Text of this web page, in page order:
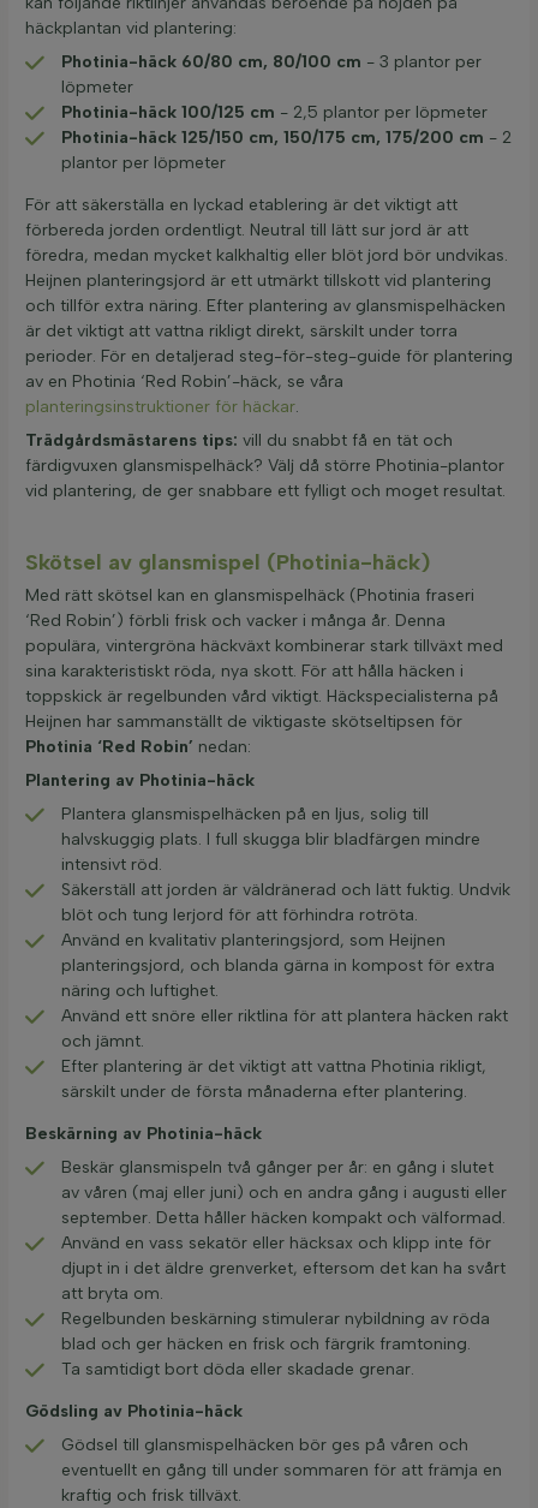
häckplantan vid plantering:
Photinia-häck 60/80 cm, 80/100 cm - 3 plantor per
löpmeter
Photinia-häck 100/125 cm - 2,5 plantor per löpmeter
Photinia-häck 125/150 cm, 150/175 cm, 175/200 cm - 2
plantor per löpmeter
För att säkerställa en lyckad etablering är det viktigt att
förbereda jorden ordentligt. Neutral till lätt sur jord är att
föredra, medan mycket kalkhaltig eller blöt jord bör undvikas.
Heijnen planteringsjord är ett utmärkt tillskott vid plantering
och tillför extra näring. Efter plantering av glansmispelhäcken
är det viktigt att vattna rikligt direkt, särskilt under torra
perioder. För en detaljerad steg-för-steg-guide för plantering
av en Photinia ‘Red Robin’-häck, se våra
planteringsinstruktioner för häckar.
Trädgårdsmästarens tips: vill du snabbt få en tät och
färdigvuxen glansmispelhäck? Välj då större Photinia-plantor
vid plantering, de ger snabbare ett fylligt och moget resultat.
Skötsel av glansmispel (Photinia-häck)
Med rätt skötsel kan en glansmispelhäck (Photinia fraseri
‘Red Robin’) förbli frisk och vacker i många år. Denna
populära, vintergröna häckväxt kombinerar stark tillväxt med
sina karakteristiskt röda, nya skott. För att hålla häcken i
toppskick är regelbunden vård viktigt. Häckspecialisterna på
Heijnen har sammanställt de viktigaste skötseltipsen för
Photinia ‘Red Robin’ nedan:
Plantering av Photinia-häck
Plantera glansmispelhäcken på en ljus, solig till
halvskuggig plats. I full skugga blir bladfärgen mindre
intensivt röd.
Säkerställ att jorden är väldränerad och lätt fuktig. Undvik
blöt och tung lerjord för att förhindra rotröta.
Använd en kvalitativ planteringsjord, som Heijnen
planteringsjord, och blanda gärna in kompost för extra
näring och luftighet.
Använd ett snöre eller riktlina för att plantera häcken rakt
och jämnt.
Efter plantering är det viktigt att vattna Photinia rikligt,
särskilt under de första månaderna efter plantering.
Beskärning av Photinia-häck
Beskär glansmispeln två gånger per år: en gång i slutet
av våren (maj eller juni) och en andra gång i augusti eller
september. Detta håller häcken kompakt och välformad.
Använd en vass sekatör eller häcksax och klipp inte för
djupt in i det äldre grenverket, eftersom det kan ha svårt
att bryta om.
Regelbunden beskärning stimulerar nybildning av röda
blad och ger häcken en frisk och färgrik framtoning.
Ta samtidigt bort döda eller skadade grenar.
Gödsling av Photinia-häck
Gödsel till glansmispelhäcken bör ges på våren och
eventuellt en gång till under sommaren för att främja en
kraftig och frisk tillväxt.